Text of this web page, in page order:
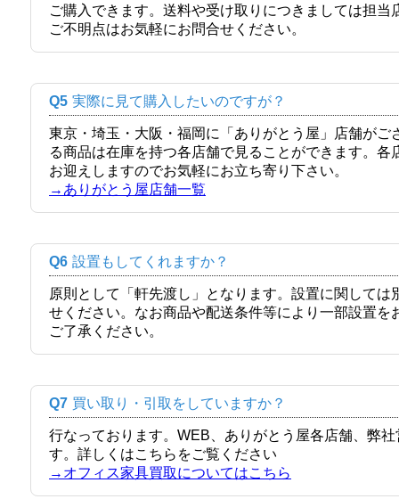
ご購入できます。送料や受け取りにつきましては担
ご不明点はお気軽にお問合せください。
Q5 実際に見て購入したいのですが？
東京・埼玉・大阪・福岡に「ありがとう屋」店舗が
る商品は在庫を持つ各店舗で見ることができます。
お迎えしますのでお気軽にお立ち寄り下さい。
→ありがとう屋店舗一覧
Q6 設置もしてくれますか？
原則として「軒先渡し」となります。設置に関して
せください。なお商品や配送条件等により一部設置
ご了承ください。
Q7 買い取り・引取をしていますか？
行なっております。WEB、ありがとう屋各店舗、弊
す。詳しくはこちらをご覧ください
→オフィス家具買取についてはこちら